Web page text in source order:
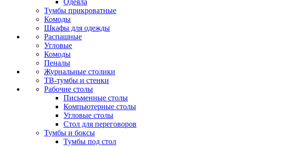
Одеяла
Тумбы прикроватные
Комоды
Шкафы для одежды
Распашные
Угловые
Комоды
Пеналы
Журнальные столики
ТВ‑тумбы и стенки
Рабочие столы
Письменные столы
Компьютерные столы
Угловые столы
Стол для переговоров
Тумбы и боксы
Тумбы под стол